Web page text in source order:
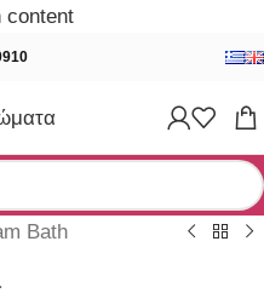
content
Bath